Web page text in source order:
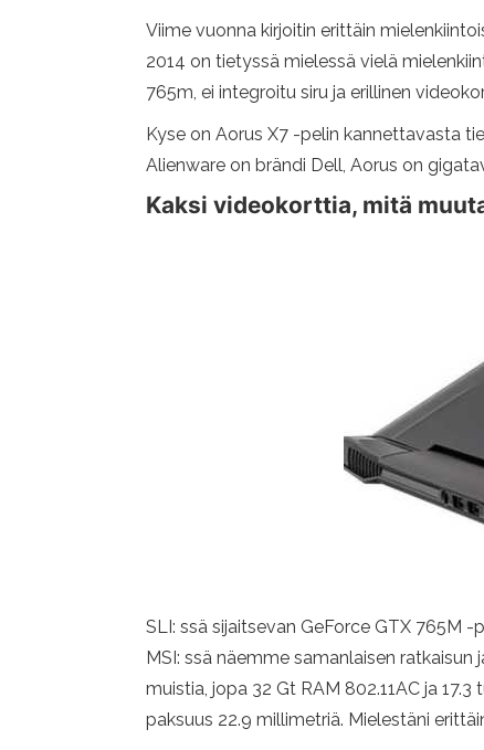
Viime vuonna kirjoitin erittäin
2014 on tietyssä mielessä vielä
765m, ei integroitu siru ja erillinen
Kyse on Aorus X7 -pelin kannettavasta
Alienware on brändi Dell, Aorus on
Kaksi videokorttia, mitä
SLI: ssä sijaitsevan GeForce GTX 765M
MSI: ssä näemme samanlaisen
muistia, jopa 32 Gt RAM 802.11AC ja
paksuus 22.9 millimetriä. Mielestäni